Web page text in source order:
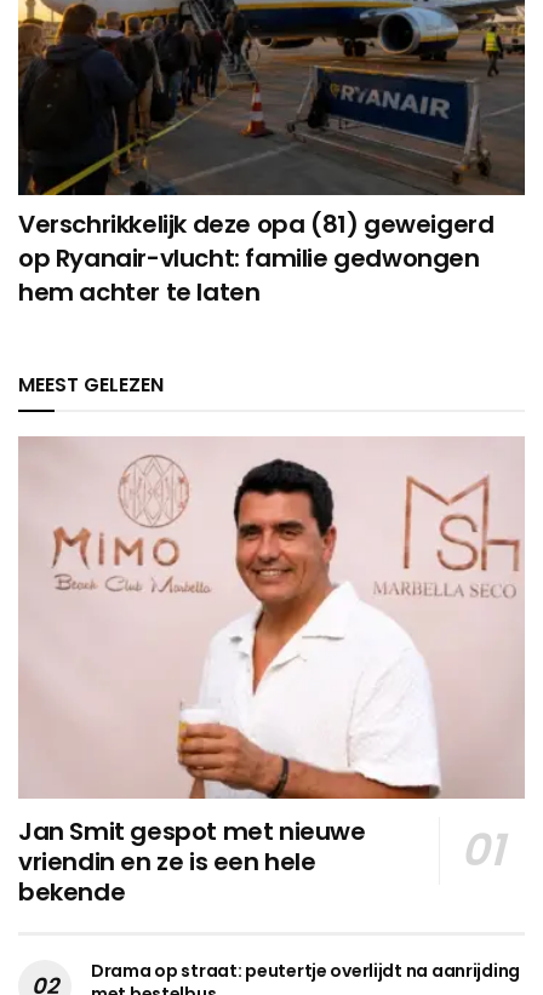
Verschrikkelijk deze opa (81) geweigerd
op Ryanair-vlucht: familie gedwongen
hem achter te laten
MEEST GELEZEN
Jan Smit gespot met nieuwe
vriendin en ze is een hele
bekende
Drama op straat: peutertje overlijdt na aanrijding